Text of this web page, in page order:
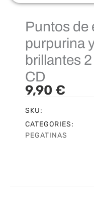
Puntos de
purpurina
brillantes
CD
9,90 €
SKU:
CATEGORIES:
PEGATINAS